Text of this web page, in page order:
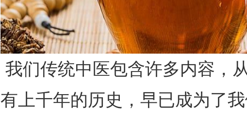
我们传统中医包含许多内容，
有上千年的历史，早已成为了